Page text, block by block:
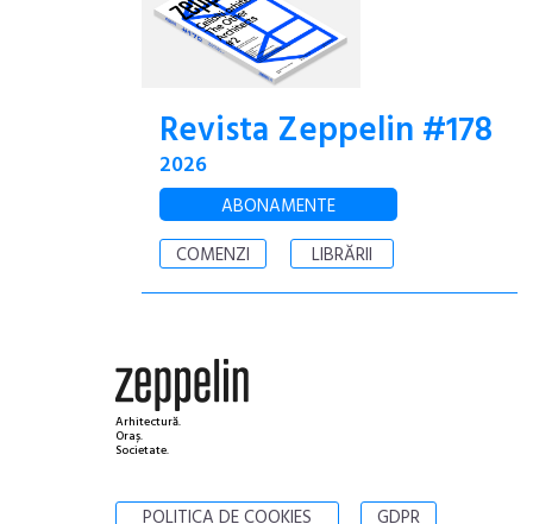
Revista Zeppelin #178
2026
ABONAMENTE
COMENZI
LIBRĂRII
Arhitectură.
Oraș.
Societate.
POLITICA DE COOKIES GDPR